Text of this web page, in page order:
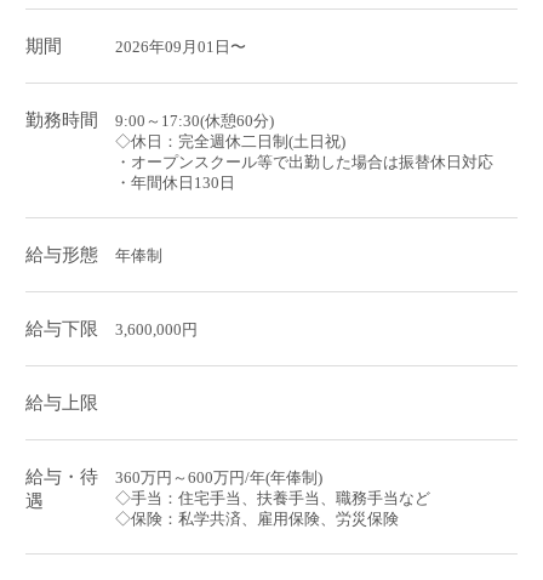
期間 2026年09月01日〜
勤務時間
9:00～17:30(休憩60分)
◇休日：完全週休二日制(土日祝)
・オープンスクール等で出勤した場合は振替休日対応
・年間休日130日
給与形態 年俸制
給与下限 3,600,000円
給与上限
給与・待
遇
360万円～600万円/年(年俸制)
◇手当：住宅手当、扶養手当、職務手当など
◇保険：私学共済、雇用保険、労災保険